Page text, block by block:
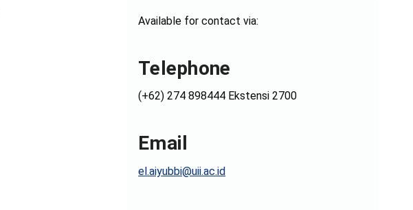
Available for contact via:
Telephone
(+62) 274 898444 Ekstensi 2700
Email
el.aiyubbi@uii.ac.id